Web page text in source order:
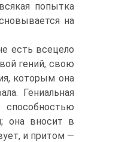
попытка
на
есть всецело
гений, свою
которым она
Гениальная
она вносит в
и притом —